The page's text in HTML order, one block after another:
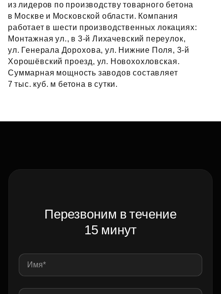
из лидеров по производству товарного бетона
в Москве и Московской области. Компания
работает в шести производственных локациях:
Монтажная ул., в 3‑й Лихачевский переулок,
ул. Генерала Дорохова, ул. Нижние Поля, 3‑й
Хорошёвский проезд, ул. Новохохловская.
Суммарная мощность заводов составляет
7 тыс. куб. м бетона в сутки.
Перезвоним в течение
15 минут